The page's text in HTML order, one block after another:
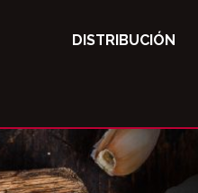
DISTRIBUCIÓN